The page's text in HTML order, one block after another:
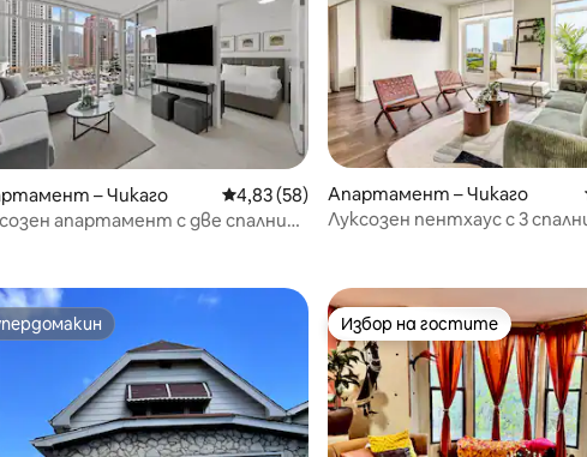
5 от 5, 3 отзива
– Чикаго Средна оценка: 4,83 от 5, 58 отзива
4,83 (58)
апартамент с две спални
Апартамент – Чикаго
Луксозен пентхаус с 3
Избор на гостите
Избор на гостите